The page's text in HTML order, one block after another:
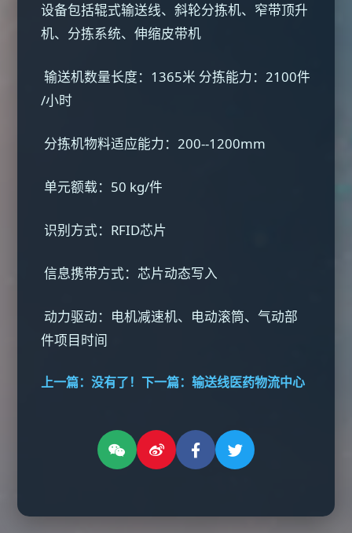
设备包括辊式输送线、斜轮分拣机、窄带顶升
机、分拣系统、伸缩皮带机
输送机数量长度：1365米 分拣能力：2100件
/小时
分拣机物料适应能力：200--1200mm
单元额载：50 kg/件
识别方式：RFID芯片
信息携带方式：芯片动态写入
动力驱动：电机减速机、电动滚筒、气动部
件项目时间
上一篇：没有了！ 下一篇：输送线医药物流中心